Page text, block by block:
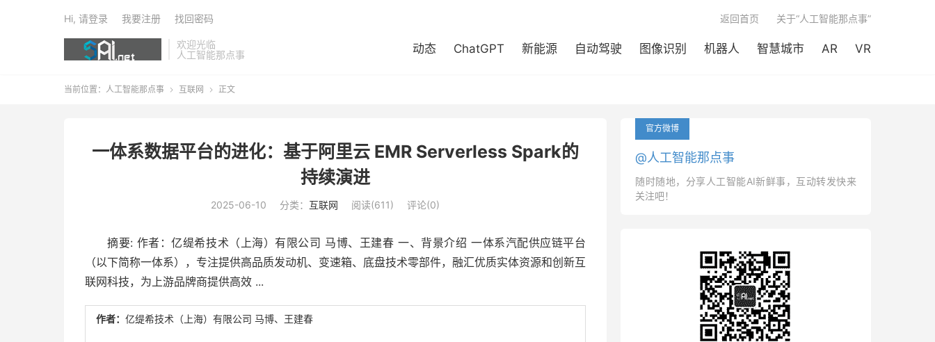
欢迎光临
人工智能那点事
动态 ChatGPT 新能源 自动驾驶 图像识别 机器人 智慧城市 AR VR
返回首页 关于“人工智能那点事”
Hi, 请登录 我要注册 找回密码
当前位置： 人工智能那点事  互联网  正文
一体系数据平台的进化：基于阿里云 EMR Serverless Spark的
持续演进
2025-06-10 分类： 互联网 阅读(611) 评论(0)
摘要: 作者：亿缇希技术（上海）有限公司 马博、王建春 一、背景介绍 一体系汽配供应链平台
（以下简称一体系），专注提供高品质发动机、变速箱、底盘技术零部件，融汇优质实体资源和创新互
联网科技，为上游品牌商提供高效 ...
作者： 亿缇希技术（上海）有限公司 马博、王建春
官方微博
@人工智能那点事
随时随地，分享人工智能AI新鲜事，互动转发快来
关注吧！